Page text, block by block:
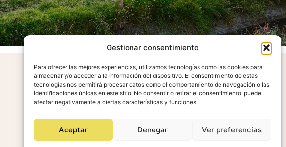
Gestionar consentimiento
Para ofrecer las mejores experiencias, utilizamos tecnologías como las cookies para
almacenar y/o acceder a la información del dispositivo. El consentimiento de estas
tecnologías nos permitirá procesar datos como el comportamiento de navegación o las
identificaciones únicas en este sitio. No consentir o retirar el consentimiento, puede
afectar negativamente a ciertas características y funciones.
Aceptar Denegar Ver preferencias
Agradecimientos